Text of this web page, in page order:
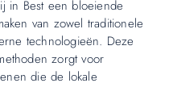
in Best een bloeiende
van zowel traditionele
technologieën. Deze
zorgt voor
die de lokale